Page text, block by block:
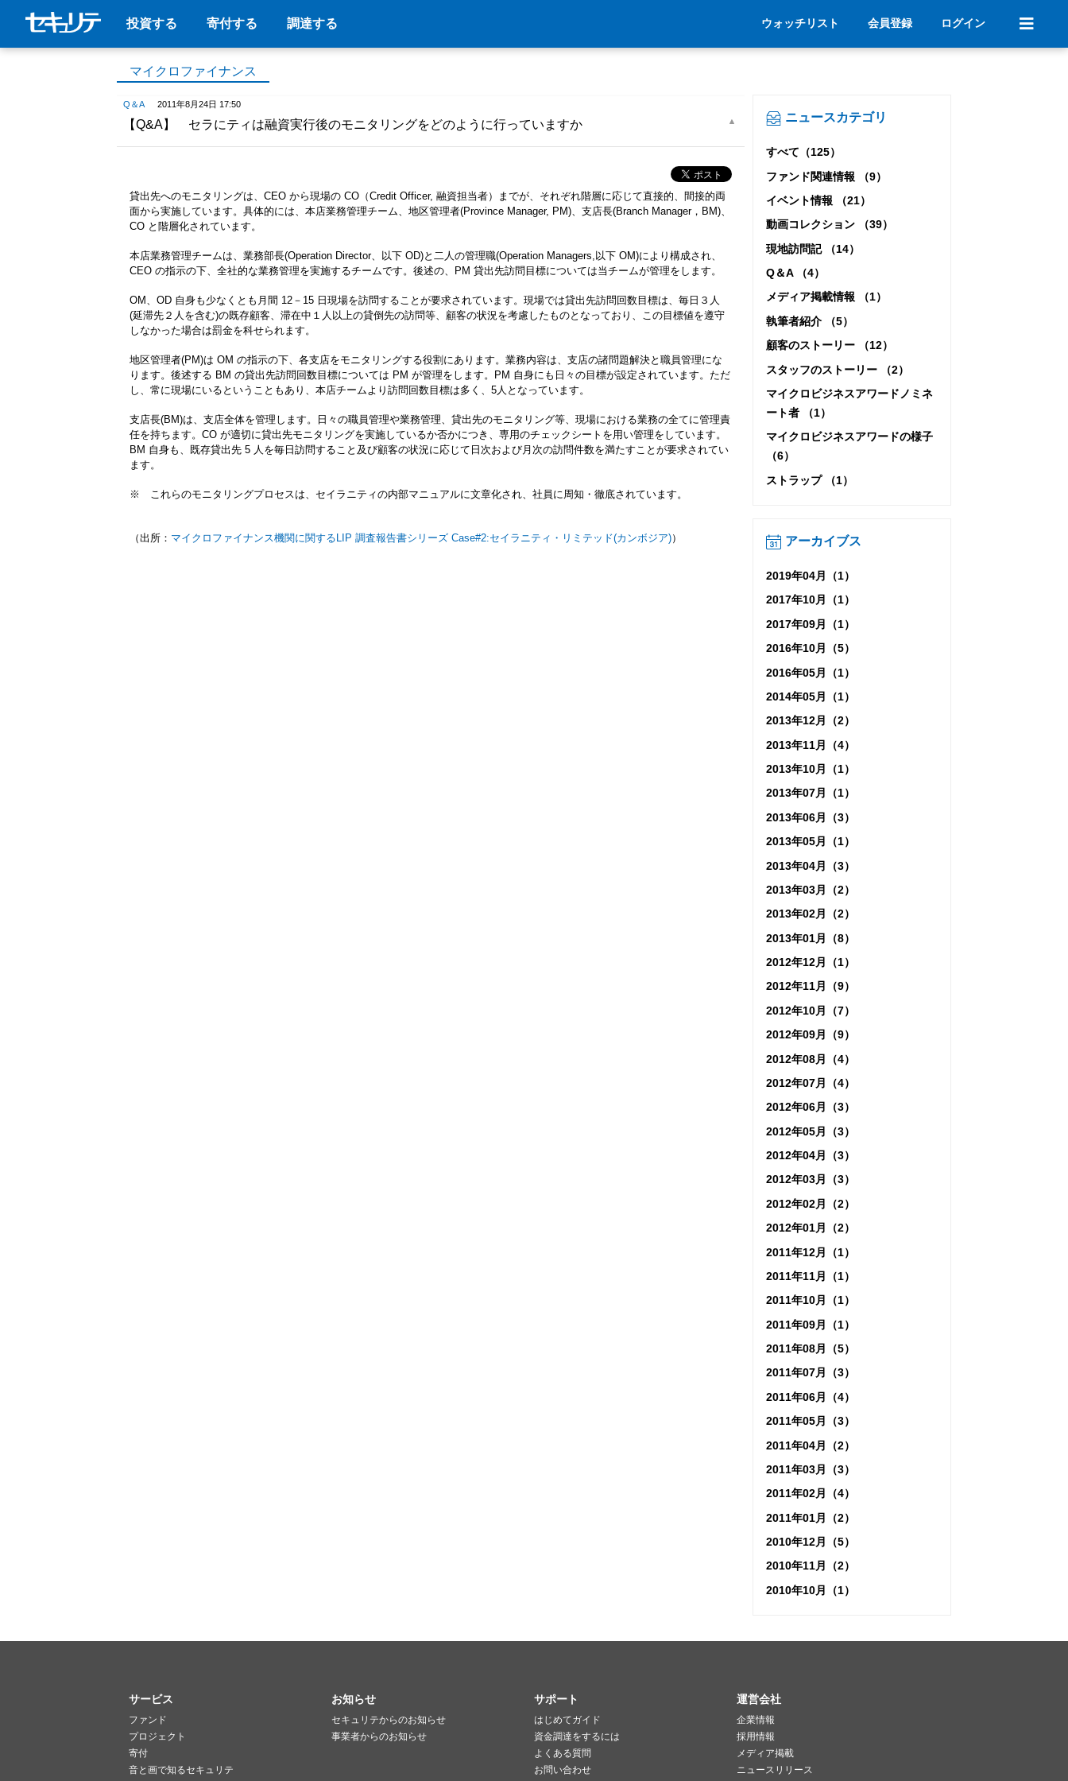
投資する 寄付する 調達する ウォッチリスト 会員登録 ログイン
マイクロファイナンス
Q＆A 2011年8月24日 17:50
【Q&A】 セラにティは融資実行後のモニタリングをどのように行っていますか
貸出先へのモニタリングは、CEO から現場の CO（Credit Officer, 融資担当者）までが、それぞれ階層に応じて直接的、間接的両
面から実施しています。具体的には、本店業務管理チーム、地区管理者(Province Manager, PM)、支店長(Branch Manager，BM)、
CO と階層化されています。
本店業務管理チームは、業務部長(Operation Director、以下 OD)と二人の管理職(Operation Managers,以下 OM)により構成され、
CEO の指示の下、全社的な業務管理を実施するチームです。後述の、PM 貸出先訪問目標については当チームが管理をします。
OM、OD 自身も少なくとも月間 12－15 日現場を訪問することが要求されています。現場では貸出先訪問回数目標は、毎日３人
(延滞先２人を含む)の既存顧客、滞在中１人以上の貸倒先の訪問等、顧客の状況を考慮したものとなっており、この目標値を遵守
しなかった場合は罰金を科せられます。
地区管理者(PM)は OM の指示の下、各支店をモニタリングする役割にあります。業務内容は、支店の諸問題解決と職員管理にな
ります。後述する BM の貸出先訪問回数目標については PM が管理をします。PM 自身にも日々の目標が設定されています。ただ
し、常に現場にいるということもあり、本店チームより訪問回数目標は多く、5人となっています。
支店長(BM)は、支店全体を管理します。日々の職員管理や業務管理、貸出先のモニタリング等、現場における業務の全てに管理責
任を持ちます。CO が適切に貸出先モニタリングを実施しているか否かにつき、専用のチェックシートを用い管理をしています。
BM 自身も、既存貸出先 5 人を毎日訪問すること及び顧客の状況に応じて日次および月次の訪問件数を満たすことが要求されてい
ます。
※ これらのモニタリングプロセスは、セイラニティの内部マニュアルに文章化され、社員に周知・徹底されています。
（出所： マイクロファイナンス機関に関するLIP 調査報告書シリーズ Case#2:セイラニティ・リミテッド(カンボジア)）
ニュースカテゴリ
すべて（125）
ファンド関連情報 （9）
イベント情報 （21）
動画コレクション （39）
現地訪問記 （14）
Q＆A （4）
メディア掲載情報 （1）
執筆者紹介 （5）
顧客のストーリー （12）
スタッフのストーリー （2）
マイクロビジネスアワードノミネ
ート者 （1）
マイクロビジネスアワードの様子
（6）
ストラップ （1）
アーカイブス
2019年04月（1）
2017年10月（1）
2017年09月（1）
2016年10月（5）
2016年05月（1）
2014年05月（1）
2013年12月（2）
2013年11月（4）
2013年10月（1）
2013年07月（1）
2013年06月（3）
2013年05月（1）
2013年04月（3）
2013年03月（2）
2013年02月（2）
2013年01月（8）
2012年12月（1）
2012年11月（9）
2012年10月（7）
2012年09月（9）
2012年08月（4）
2012年07月（4）
2012年06月（3）
2012年05月（3）
2012年04月（3）
2012年03月（3）
2012年02月（2）
2012年01月（2）
2011年12月（1）
2011年11月（1）
2011年10月（1）
2011年09月（1）
2011年08月（5）
2011年07月（3）
2011年06月（4）
2011年05月（3）
2011年04月（2）
2011年03月（3）
2011年02月（4）
2011年01月（2）
2010年12月（5）
2010年11月（2）
2010年10月（1）
サービス
ファンド
プロジェクト
寄付
音と画で知るセキュリテ
お知らせ
セキュリテからのお知らせ
事業者からのお知らせ
サポート
はじめてガイド
資金調達をするには
よくある質問
お問い合わせ
運営会社
企業情報
採用情報
メディア掲載
ニュースリリース